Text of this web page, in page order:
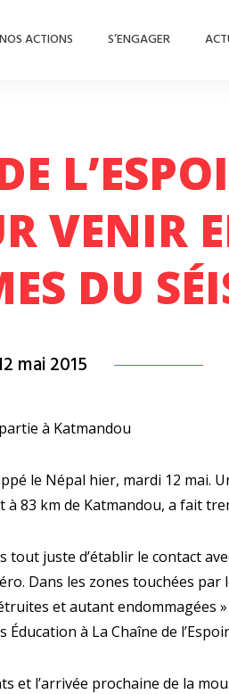
NOS ACTIONS S’ENGAGER
VENIR
DU
mai 2015
à Katmandou
le Népal hier, mardi 12 mai.
à 83 km de Katmandou, a fait
juste d’établir le contact
Dans les zones touchées par
et autant endommagées
à La Chaîne de
et l’arrivée prochaine de la